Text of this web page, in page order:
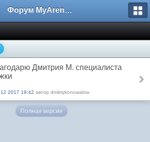
Форум MyArena.ru
Дмитрия М. специалиста
2017 19:42 автор dmitriykonowalow
Полная версия